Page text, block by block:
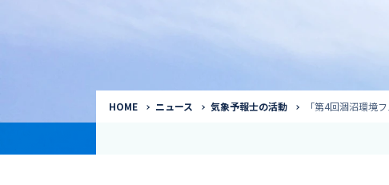
HOME ニュース 気象予報士の活動 「第4回涸沼環境